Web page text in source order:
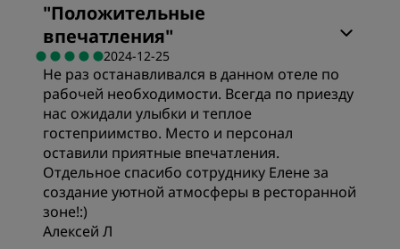
"Положительные
впечатления"
2024-12-25
Не раз останавливался в данном отеле по
рабочей необходимости. Всегда по приезду
нас ожидали улыбки и теплое
гостеприимство. Место и персонал
оставили приятные впечатления.
Отдельное спасибо сотруднику Елене за
создание уютной атмосферы в ресторанной
зоне!:)
Алексей Л